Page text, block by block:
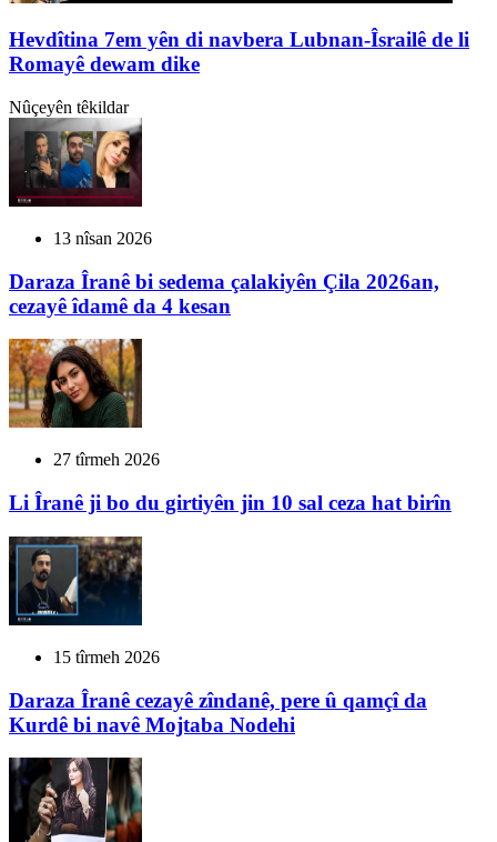
Hevdîtina 7em yên di navbera Lubnan-Îsrailê de li
Romayê dewam dike
Nûçeyên têkildar
13 nîsan 2026
Daraza Îranê bi sedema çalakiyên Çila 2026an,
cezayê îdamê da 4 kesan
27 tîrmeh 2026
Li Îranê ji bo du girtiyên jin 10 sal ceza hat birîn
15 tîrmeh 2026
Daraza Îranê cezayê zîndanê, pere û qamçî da
Kurdê bi navê Mojtaba Nodehi